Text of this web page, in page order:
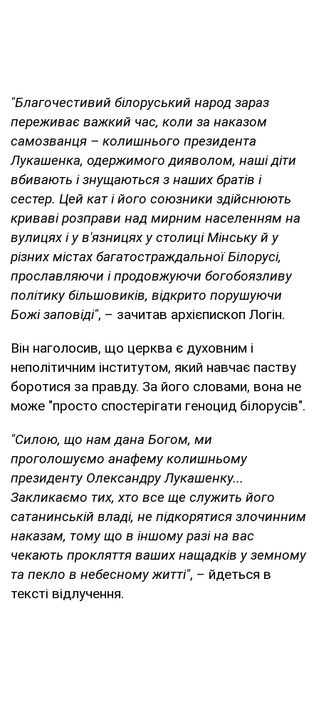
"Благочестивий білоруський народ зараз
переживає важкий час, коли за наказом
самозванця – колишнього президента
Лукашенка, одержимого дияволом, наші діти
вбивають і знущаються з наших братів і
сестер. Цей кат і його союзники здійснюють
криваві розправи над мирним населенням на
вулицях і у в'язницях у столиці Мінську й у
різних містах багатостраждальної Білорусі,
прославляючи і продовжуючи богобоязливу
політику більшовиків, відкрито порушуючи
Божі заповіді", – зачитав архієпископ Логін.
Він наголосив, що церква є духовним і
неполітичним інститутом, який навчає паству
боротися за правду. За його словами, вона не
може "просто спостерігати геноцид білорусів".
"Силою, що нам дана Богом, ми
проголошуємо анафему колишньому
президенту Олександру Лукашенку...
Закликаємо тих, хто все ще служить його
сатанинській владі, не підкорятися злочинним
наказам, тому що в іншому разі на вас
чекають прокляття ваших нащадків у земному
та пекло в небесному житті", – йдеться в
тексті відлучення.